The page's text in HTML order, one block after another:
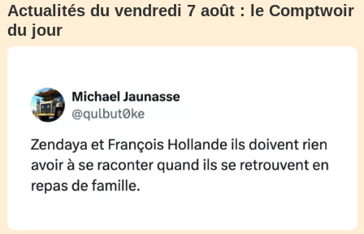
Actualités du vendredi 7 août : le Comptwoir
du jour